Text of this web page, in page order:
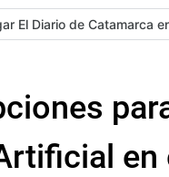
El Diario de Catamarca
en